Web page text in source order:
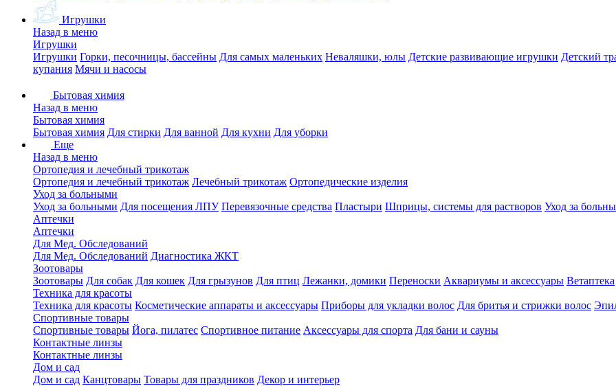
Игрушки
Назад в меню
Игрушки
Игрушки Горки, песочницы, бассейны Для самых маленьких Неваляшки, юлы Детские развивающие игрушки Детский
купания Мячи и насосы
Бытовая химия
Назад в меню
Бытовая химия
Бытовая химия Для стирки Для ванной Для кухни Для уборки
Еще
Назад в меню
Ортопедия и лечебный трикотаж
Ортопедия и лечебный трикотаж Лечебный трикотаж Ортопедические изделия
Уход за больными
Уход за больными Для посещения ЛПУ Перевязочные средства Пластыри Шприцы, системы для растворов Уход за
Аптечки
Аптечки
Для Мед. Обследований
Для Мед. Обследований Диагностика ЖКТ
Зоотовары
Зоотовары Для собак Для кошек Для грызунов Для птиц Лежанки, домики Переноски Аквариумы и аксессуары Ветаптека
Техника для красоты
Техника для красоты Косметические аппараты и аксессуары Приборы для укладки волос Для бритья и стрижки волос
Спортивные товары
Спортивные товары Йога, пилатес Спортивное питание Аксессуары для спорта Для бани и сауны
Контактные линзы
Контактные линзы
Дом и сад
Дом и сад Канцтовары Товары для праздников Декор и интерьер